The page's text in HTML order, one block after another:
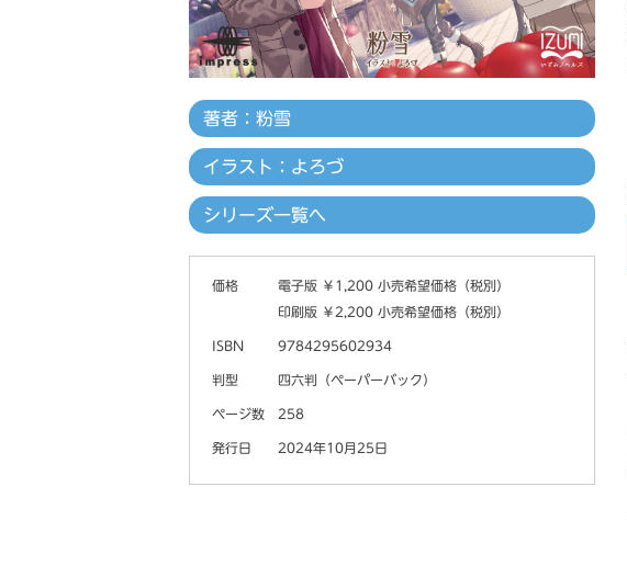
著者：粉雪
イラスト：よろづ
シリーズ一覧へ
価格
電子版 ￥1,200 小売希望価格（税別）
印刷版 ￥2,200 小売希望価格（税別）
ISBN 9784295602934
判型 四六判（ペーパーバック）
ページ数 258
発行日 2024年10月25日